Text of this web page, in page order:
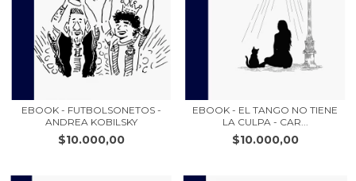
EBOOK - FUTBOLSONETOS -
ANDREA KOBILSKY
$10.000,00
EBOOK - EL TANGO NO TIENE
LA CULPA - CAR...
$10.000,00